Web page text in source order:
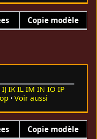
Copie modèle
IJ IK IL IM IN IO IP
Voir aussi
Copie modèle